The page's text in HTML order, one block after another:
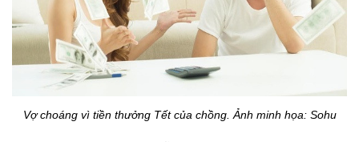
Vợ choáng vì tiền thưởng Tết của chồng. Ảnh minh họa: Sohu